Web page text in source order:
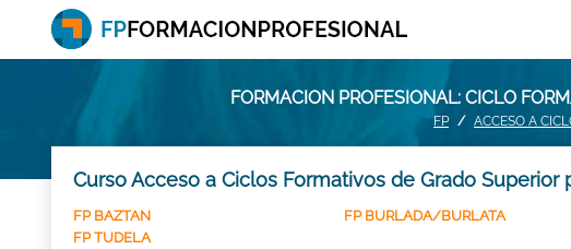
FORMACION PROFESIONAL: CICLO
FP ACCESO A
Curso Acceso a Ciclos Formativos de Grado Superior
FP BAZTAN FP BURLADA/BURLATA
FP TUDELA